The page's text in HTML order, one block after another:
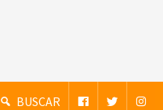
BUSCAR